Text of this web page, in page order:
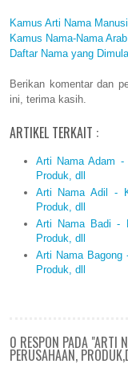
Kamus Arti Nama
Kamus Nama-Nama
Daftar Nama yang
Berikan komentar dan
ini, terima kasih.
ARTIKEL TERKAIT :
Arti Nama Adam -
Produk, dll
Arti Nama Adil -
Produk, dll
Arti Nama Badi -
Produk, dll
Arti Nama Bagong
Produk, dll
0 RESPON PADA "ARTI
PERUSAHAAN,